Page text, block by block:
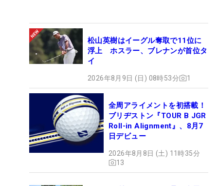
松山英樹はイーグル奪取で11位に
浮上 ホスラー、ブレナンが首位タ
イ
2026年8月9日 (日) 08時53分 1
全周アライメントを初搭載！
ブリヂストン『TOUR B JGR
Roll-in Alignment』、8月7
日デビュー
2026年8月8日 (土) 11時35分
13